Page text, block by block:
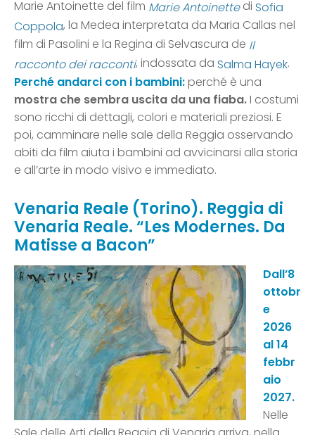
Marie Antoinette del film Marie Antoinettedi Sofia
Coppola, la Medea interpretata da Maria Callas nel
film di Pasolini e la Regina di Selvascura de Il
racconto dei racconti, indossata da Salma Hayek.
Perché andarci con i bambini:perché è una
mostra che sembra uscita da una fiaba.I costumi
sono ricchi di dettagli, colori e materiali preziosi. E
poi, camminare nelle sale della Reggia osservando
abiti da film aiuta i bambini ad avvicinarsi alla storia
e all’arte in modo visivo e immediato.
Venaria Reale (Torino). Reggia di
Venaria Reale. “Les Modernes. Da
Matisse a Bacon”
Dall’8
ottobr
e
2026
al 14
febbr
aio
2027.
Nelle